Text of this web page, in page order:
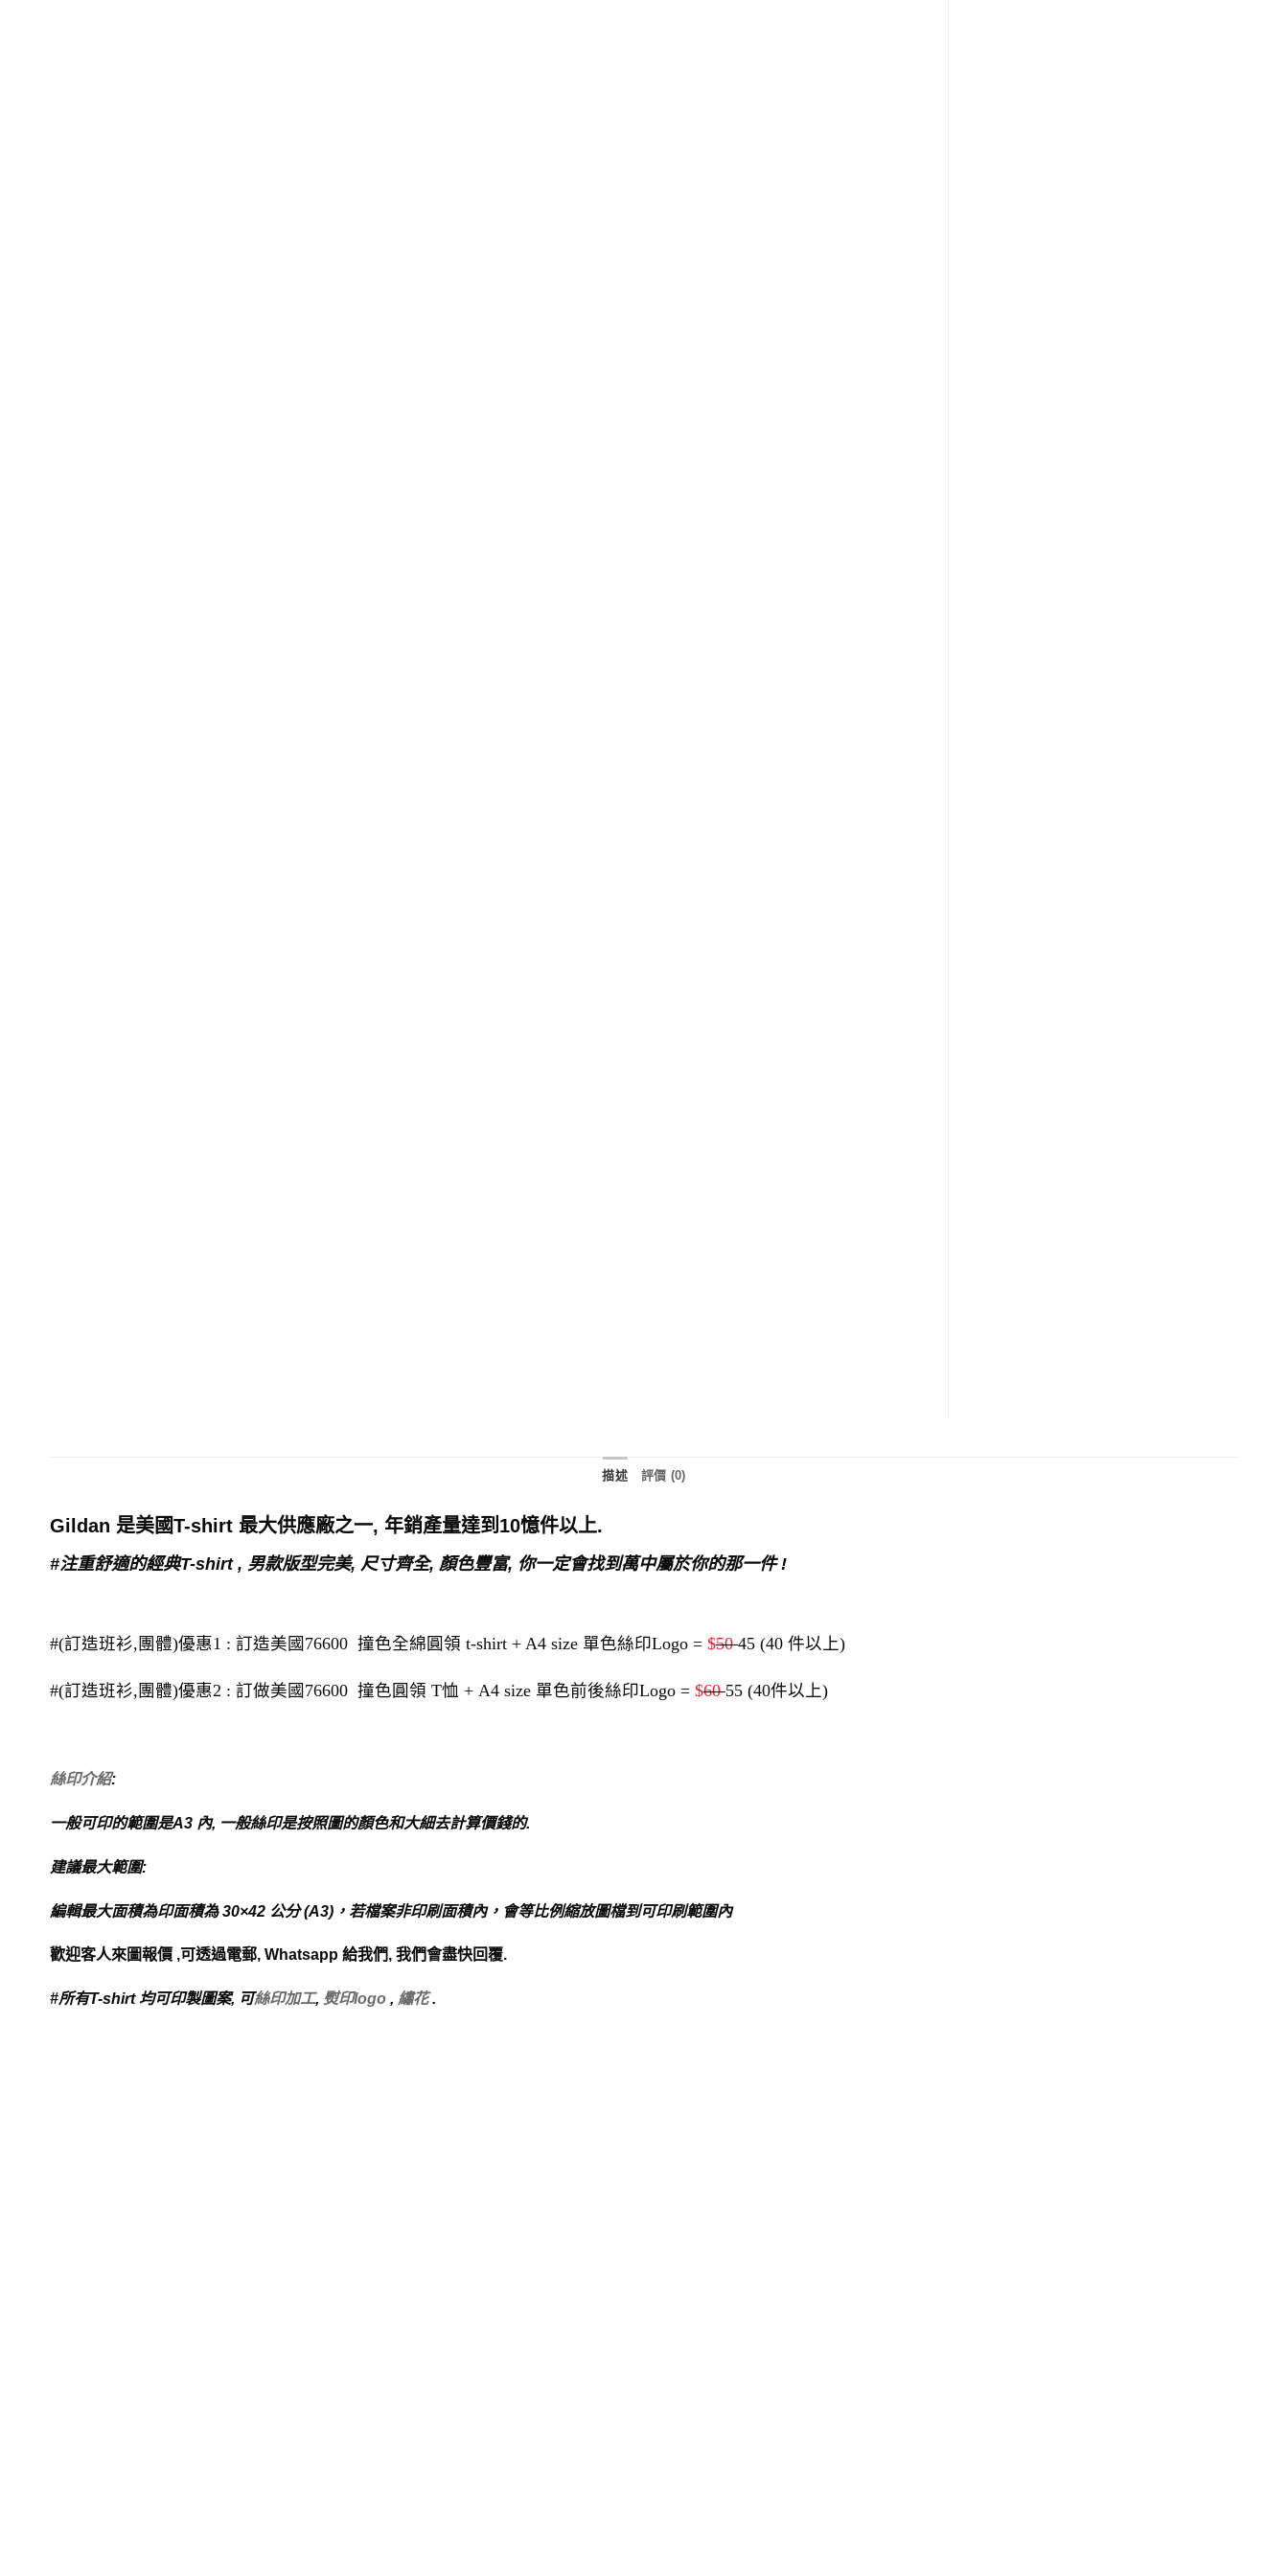
描述 評價 (0)
Gildan 是美國T-shirt 最大供應廠之一, 年銷產量達到10憶件以上.
#注重舒適的經典T-shirt , 男款版型完美, 尺寸齊全, 顏色豐富, 你一定會找到萬中屬於你的那一件 !
#(訂造班衫,團體)優惠1 : 訂造美國76600 撞色全綿圓領 t-shirt + A4 size 單色絲印Logo = $50 45 (40 件以上)
#(訂造班衫,團體)優惠2 : 訂做美國76600 撞色圓領 T恤 + A4 size 單色前後絲印Logo = $60 55 (40件以上)
絲印介紹:
一般可印的範圍是A3 內, 一般絲印是按照圖的顏色和大細去計算價錢的.
建議最大範圍:
編輯最大面積為印面積為30×42 公分(A3) ，若檔案非印刷面積內，會等比例縮放圖檔到可印刷範圍內
歡迎客人來圖報價 ,可透過電郵, Whatsapp 給我們, 我們會盡快回覆.
#所有T-shirt 均可印製圖案, 可絲印加工, 熨印logo , 繡花.